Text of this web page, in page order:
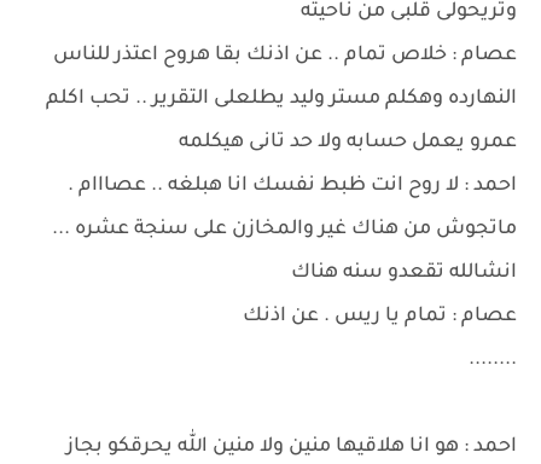
وتريحولى قلبى من ناحيته
عصام : خلاص تمام .. عن اذنك بقا هروح اعتذر للناس
النهارده وهكلم مستر وليد يطلعلى التقرير .. تحب اكلم
عمرو يعمل حسابه ولا حد تانى هيكلمه
احمد : لا روح انت ظبط نفسك انا هبلغه .. عصااام .
ماتجوش من هناك غير والمخازن على سنجة عشره ...
انشالله تقعدو سنه هناك
عصام : تمام يا ريس . عن اذنك
........
احمد : هو انا هلاقيها منين ولا منين الله يحرقكو بجاز